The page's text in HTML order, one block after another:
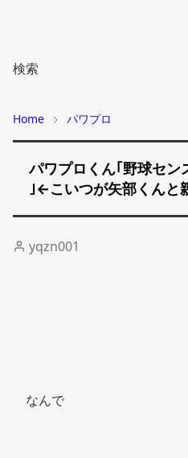
検索
Home パワプロ
パワプロくん｢野球セン
｣←こいつが矢部くんと
yqzn001
なんで